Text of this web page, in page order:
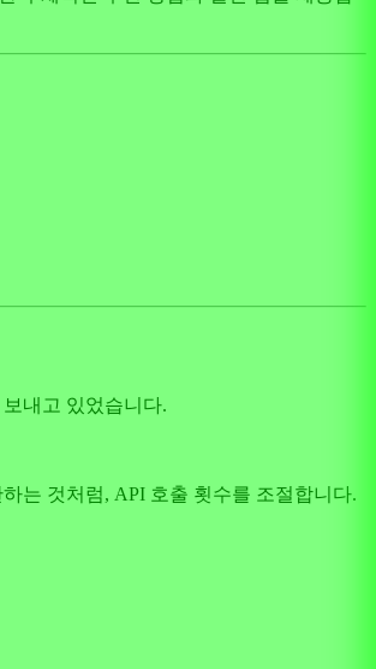
내고 있었습니다.
는 것처럼, API 호출 횟수를 조절합니다.